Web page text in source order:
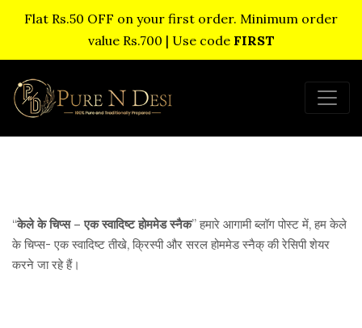
Flat Rs.50 OFF on your first order. Minimum order
value Rs.700 | Use code FIRST
“केले के चिप्स – एक स्वादिष्ट होममेड स्नैक” हमारे आगामी ब्लॉग पोस्ट में, हम केले
के चिप्स- एक स्वादिष्ट तीखे, क्रिस्पी और सरल होममेड स्नैक् की रेसिपी शेयर
करने जा रहे हैं।